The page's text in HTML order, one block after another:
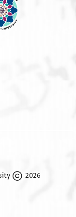
2026 The Trustees of Princeton University